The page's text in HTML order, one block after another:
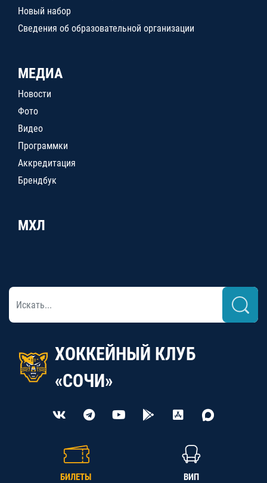
Новый набор
Сведения об образовательной организации
МЕДИА
Новости
Фото
Видео
Программки
Аккредитация
Брендбук
МХЛ
ХОККЕЙНЫЙ КЛУБ
«СОЧИ»
БИЛЕТЫ ВИП